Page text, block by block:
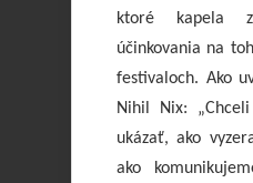
ktoré kapela
účinkovania na
festivaloch. Ako
Nihil Nix:
ukázať, ako
ako